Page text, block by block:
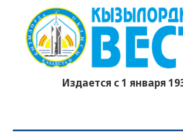
Издается с 1 января